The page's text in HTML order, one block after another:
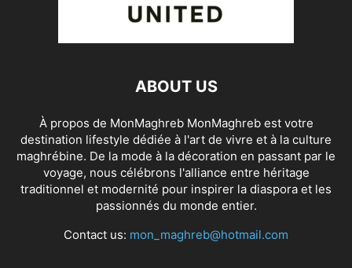
ABOUT US
À propos de MonMaghreb MonMaghreb est votre
destination lifestyle dédiée à l'art de vivre et à la culture
maghrébine. De la mode à la décoration en passant par le
voyage, nous célébrons l'alliance entre héritage
traditionnel et modernité pour inspirer la diaspora et les
passionnés du monde entier.
Contact us: mon_maghreb@hotmail.com